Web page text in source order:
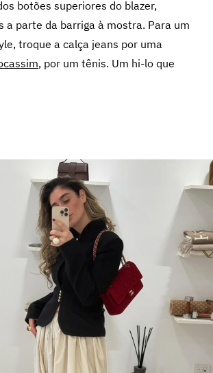
botões superiores do blazer,
a parte da barriga à mostra. Para um
troque a calça jeans por uma
, por um tênis. Um hi-lo que